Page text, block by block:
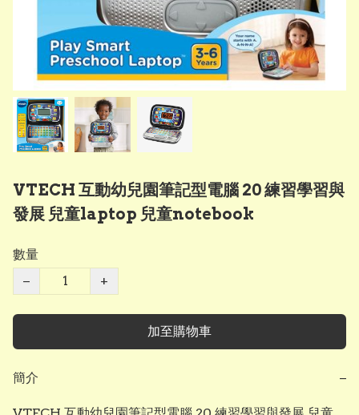
VTECH 互動幼兒園筆記型電腦 20 練習學習與
發展 兒童laptop 兒童notebook
數量
−
+
加至購物車
簡介 −